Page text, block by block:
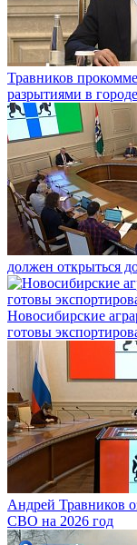
Травников
разрытиями в городе
должен открыться
Новосибирские
готовы
Андрей Травников
СВО на 2026 год